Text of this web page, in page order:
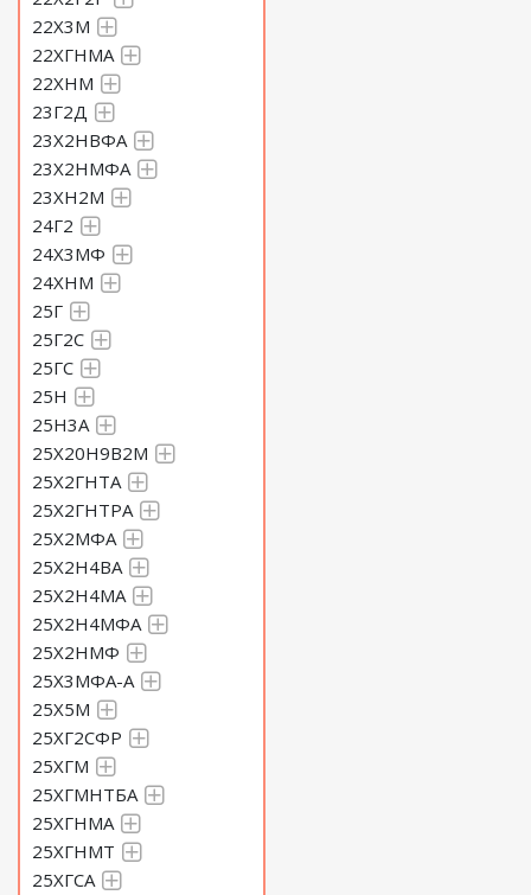
22Х3М
22ХГНМА
22ХНМ
23Г2Д
23Х2НВФА
23Х2НМФА
23ХН2М
24Г2
24Х3МФ
24ХНМ
25Г
25Г2С
25ГС
25Н
25Н3А
25Х20Н9В2М
25Х2ГНТА
25Х2ГНТРА
25Х2МФА
25Х2Н4ВА
25Х2Н4МА
25Х2Н4МФА
25Х2НМФ
25Х3МФА-А
25Х5М
25ХГ2СФР
25ХГМ
25ХГМНТБА
25ХГНМА
25ХГНМТ
25ХГСА